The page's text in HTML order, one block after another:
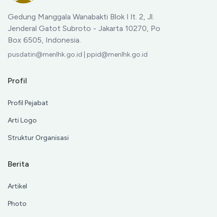
Gedung Manggala Wanabakti Blok I lt. 2, Jl.
Jenderal Gatot Subroto - Jakarta 10270, Po
Box 6505, Indonesia.
pusdatin@menlhk.go.id | ppid@menlhk.go.id
Profil
Profil Pejabat
Arti Logo
Struktur Organisasi
Berita
Artikel
Photo